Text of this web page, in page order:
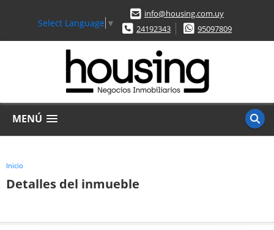
Select Language ▼
info@housing.com.uy
24192343
95097809
MENÚ
Inicio
Detalles del inmueble